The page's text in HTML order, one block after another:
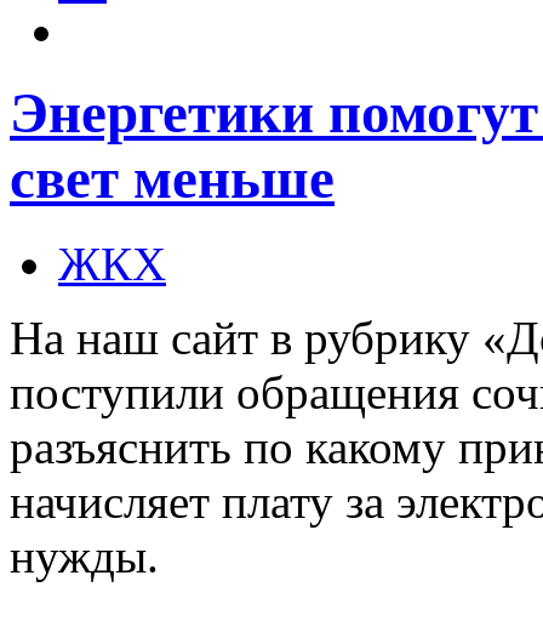
Энергетики
свет меньше
ЖКХ
На наш сайт в рубрику
поступили обращения
разъяснить по какому
начисляет плату за
нужды.